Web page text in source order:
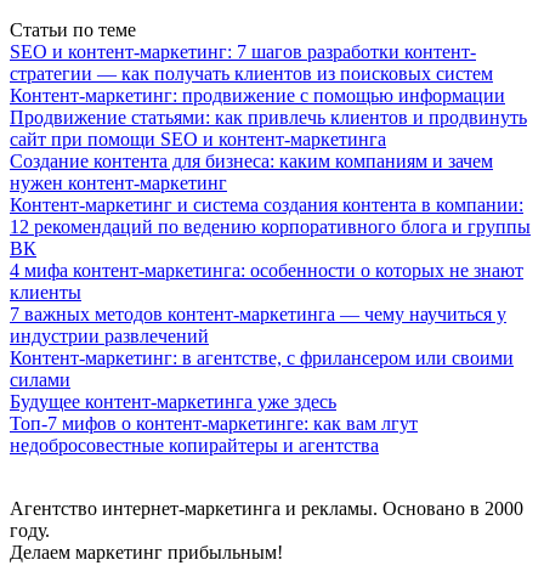
Статьи по теме
SEO и контент-маркетинг: 7 шагов разработки контент-
стратегии — как получать клиентов из поисковых систем
Контент-маркетинг: продвижение с помощью информации
Продвижение статьями: как привлечь клиентов и продвинуть
сайт при помощи SEO и контент-маркетинга
Создание контента для бизнеса: каким компаниям и зачем
нужен контент-маркетинг
Контент-маркетинг и система создания контента в компании:
12 рекомендаций по ведению корпоративного блога и группы
ВК
4 мифа контент-маркетинга: особенности о которых не знают
клиенты
7 важных методов контент-маркетинга — чему научиться у
индустрии развлечений
Контент-маркетинг: в агентстве, с фрилансером или своими
силами
Будущее контент-маркетинга уже здесь
Топ-7 мифов о контент-маркетинге: как вам лгут
недобросовестные копирайтеры и агентства
Агентство интернет-маркетинга и рекламы. Основано в 2000
году.
Делаем маркетинг прибыльным!